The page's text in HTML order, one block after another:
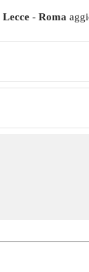
Lecce - Roma